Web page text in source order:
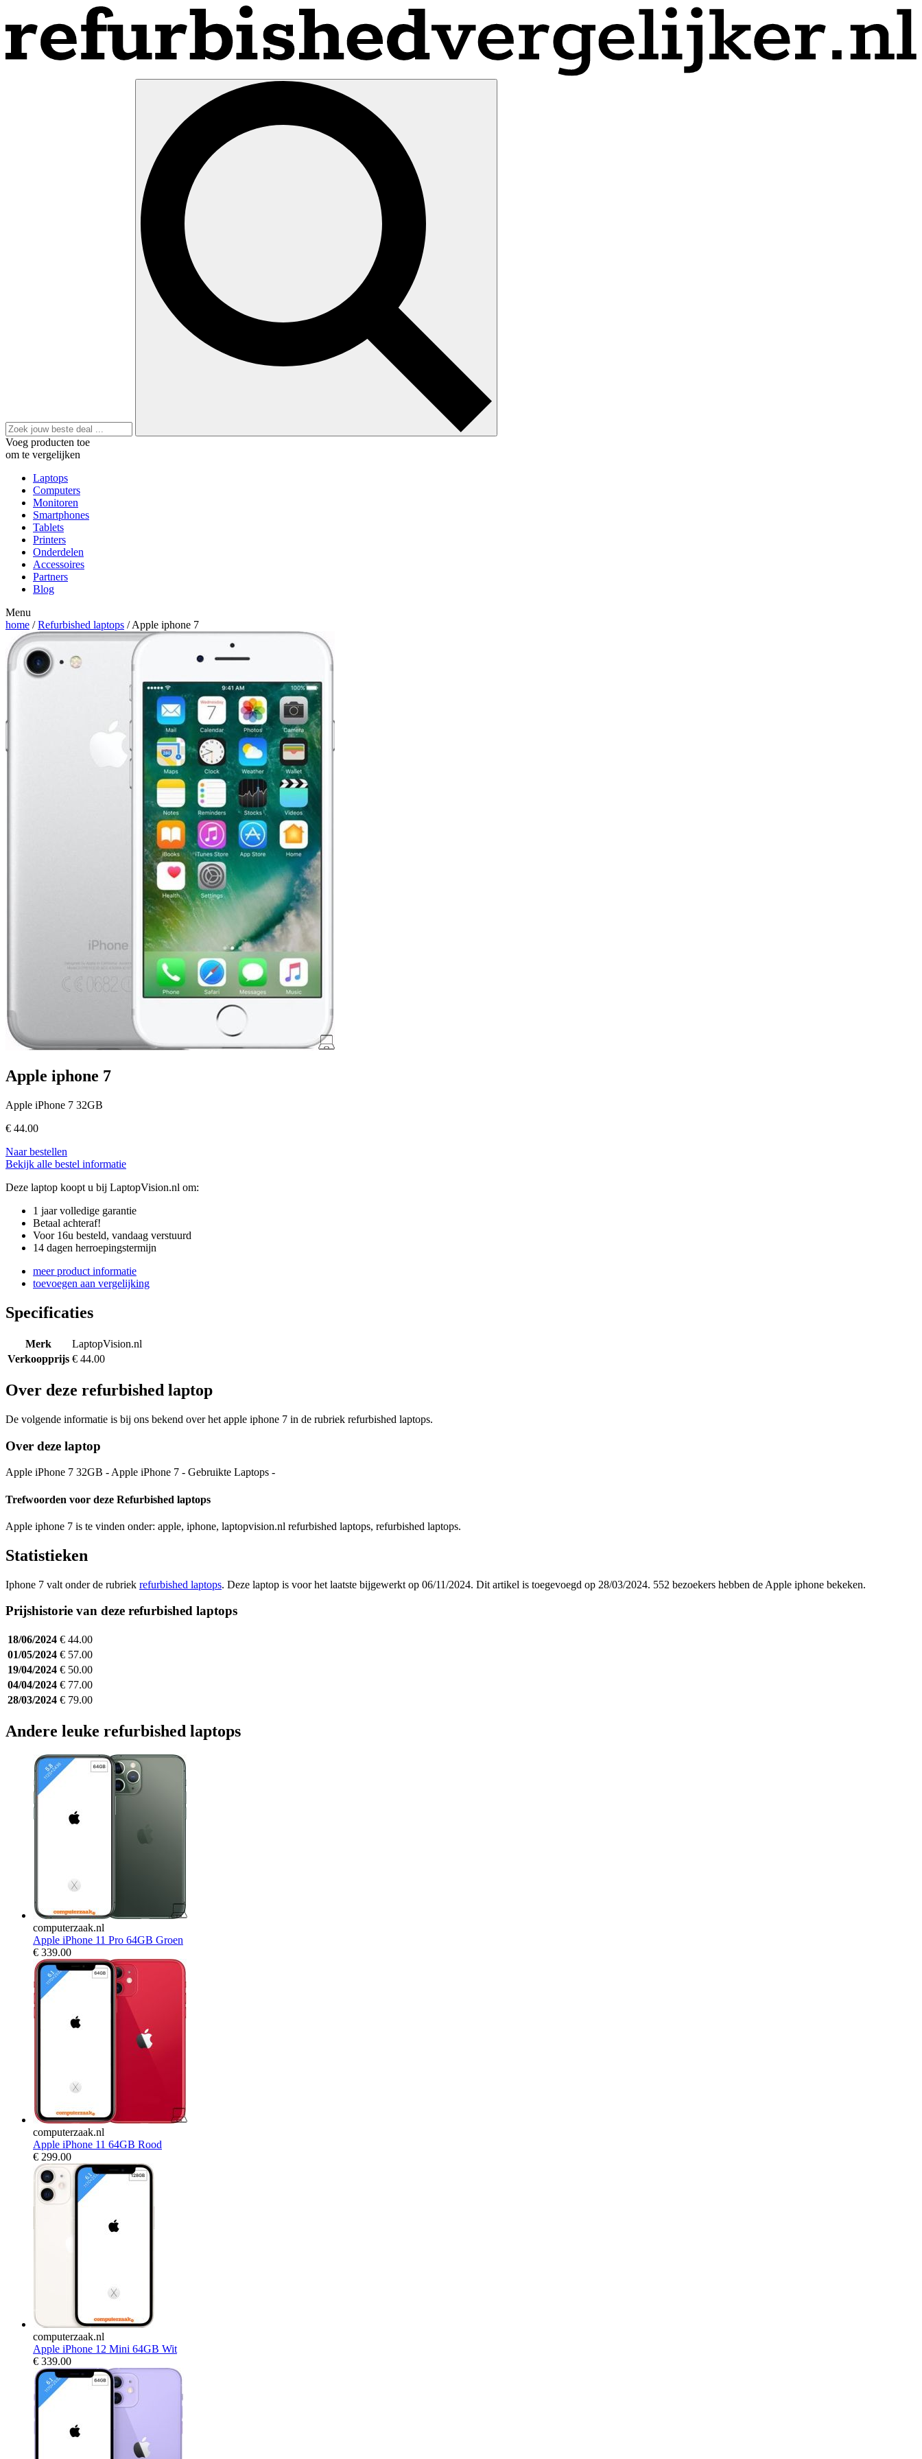
Voeg producten toe
om te vergelijken
Laptops
Computers
Monitoren
Smartphones
Tablets
Printers
Onderdelen
Accessoires
Partners
Blog
Menu
home /Refurbished laptops / Apple iphone 7
Apple iphone 7
Apple iPhone 7 32GB
€ 44.00
Naar bestellen
Bekijk alle bestel informatie
Deze laptop koopt u bij LaptopVision.nl om:
1 jaar volledige garantie
Betaal achteraf!
Voor 16u besteld, vandaag verstuurd
14 dagen herroepingstermijn
meer product informatie
toevoegen aan vergelijking
Specificaties
Merk
LaptopVision.nl
Verkoopprijs € 44.00
Over deze refurbished laptop
De volgende informatie is bij ons bekend over het apple iphone 7 in de rubriek refurbished laptops.
Over deze laptop
Apple iPhone 7 32GB - Apple iPhone 7 - Gebruikte Laptops -
Trefwoorden voor deze Refurbished laptops
Apple iphone 7 is te vinden onder: apple, iphone, laptopvision.nl refurbished laptops, refurbished laptops.
Statistieken
Iphone 7 valt onder de rubriek refurbished laptops. Deze laptop is voor het laatste bijgewerkt op 06/11/2024. Dit artikel is toegevoegd op 28/03/2024. 552 bezoekers hebben de Apple iphone bekeken.
Prijshistorie van deze refurbished laptops
18/06/2024 € 44.00
01/05/2024 € 57.00
19/04/2024 € 50.00
04/04/2024 € 77.00
28/03/2024 € 79.00
Andere leuke refurbished laptops
computerzaak.nl
Apple iPhone 11 Pro 64GB Groen
€ 339.00
computerzaak.nl
Apple iPhone 11 64GB Rood
€ 299.00
computerzaak.nl
Apple iPhone 12 Mini 64GB Wit
€ 339.00